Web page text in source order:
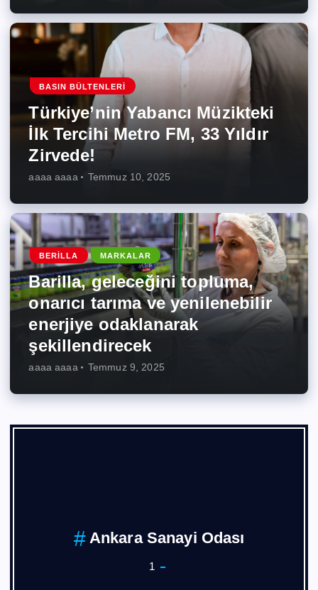
BASIN BÜLTENLERI
Türkiye’nin Yabancı Müzikteki
İlk Tercihi Metro FM, 33 Yıldır
Zirvede!
aaaa aaaa Temmuz 10, 2025
BERILLA MARKALAR
Barilla, geleceğini topluma,
onarıcı tarıma ve yenilenebilir
enerjiye odaklanarak
şekillendirecek
aaaa aaaa Temmuz 9, 2025
Ankara Sanayi Odası
1